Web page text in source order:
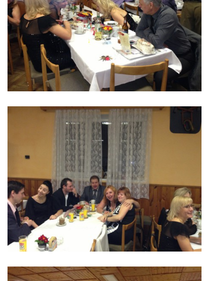
DOTACE
KONTAKT
© 2026 eStránky.cz